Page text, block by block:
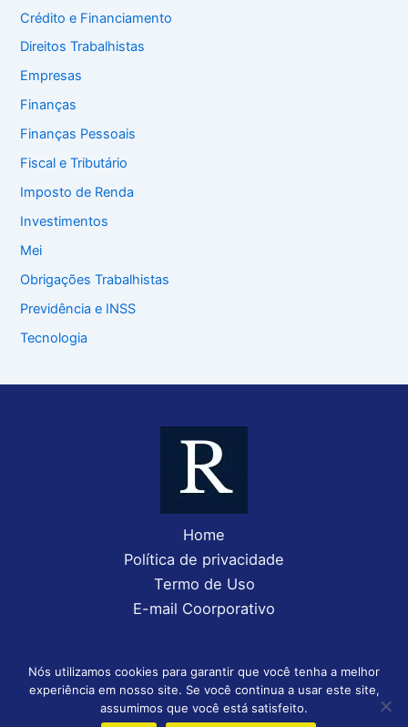
Crédito e Financiamento
Direitos Trabalhistas
Empresas
Finanças
Finanças Pessoais
Fiscal e Tributário
Imposto de Renda
Investimentos
Mei
Obrigações Trabalhistas
Previdência e INSS
Tecnologia
Home
Política de privacidade
Termo de Uso
E-mail Coorporativo
Copyright © 2026 Rolmyjun Contabilidade | Desenvolvido por
Nós utilizamos cookies para garantir que você tenha a melhor
experiência em nosso site. Se você continua a usar este site,
assumimos que você está satisfeito.